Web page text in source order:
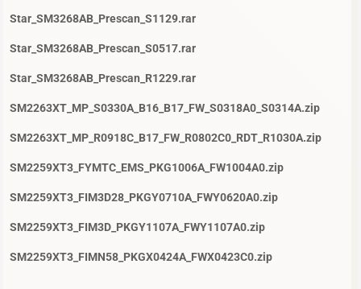
Star_SM3268AB_Prescan_S1129.rar
Star_SM3268AB_Prescan_S0517.rar
Star_SM3268AB_Prescan_R1229.rar
SM2263XT_MP_S0330A_B16_B17_FW_S0318A0_S0314A.zip
SM2263XT_MP_R0918C_B17_FW_R0802C0_RDT_R1030A.zip
SM2259XT3_FYMTC_EMS_PKG1006A_FW1004A0.zip
SM2259XT3_FIM3D28_PKGY0710A_FWY0620A0.zip
SM2259XT3_FIM3D_PKGY1107A_FWY1107A0.zip
SM2259XT3_FIMN58_PKGX0424A_FWX0423C0.zip